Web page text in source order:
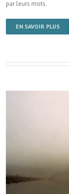
par leurs mots.
EN SAVOIR PLUS